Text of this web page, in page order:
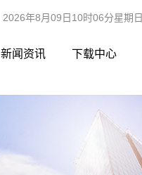
2026年8月09日10时06分星期日
新闻资讯 下载中心